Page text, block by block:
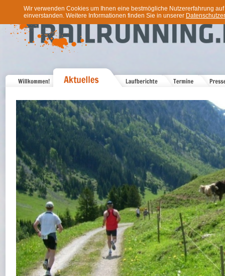
Wir verwenden Cookies um Ihnen eine bestmögliche Nutzererfahrung
einverstanden. Weitere Informationen finden Sie in unserer